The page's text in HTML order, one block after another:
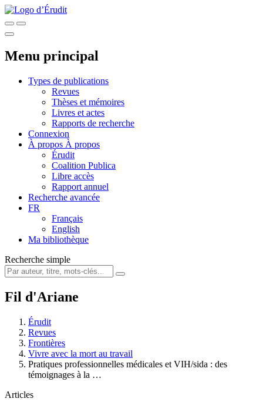
Menu principal
Types de publications
Revues
Thèses et mémoires
Livres et actes
Rapports de recherche
Connexion
À propos À propos
Érudit
Coalition Publica
Libre accès
Rapport annuel
Recherche avancée
FR
Français
English
Ma bibliothèque
Recherche simple
Fil d'Ariane
Érudit
Revues
Frontières
Vivre avec la mort au travail
Pratiques professionnelles médicales et VIH/sida : des
témoignages à la …
Articles